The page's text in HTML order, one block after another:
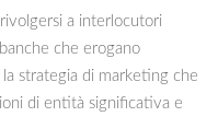
a interlocutori
che erogano
strategia di marketing che
di entità significativa e